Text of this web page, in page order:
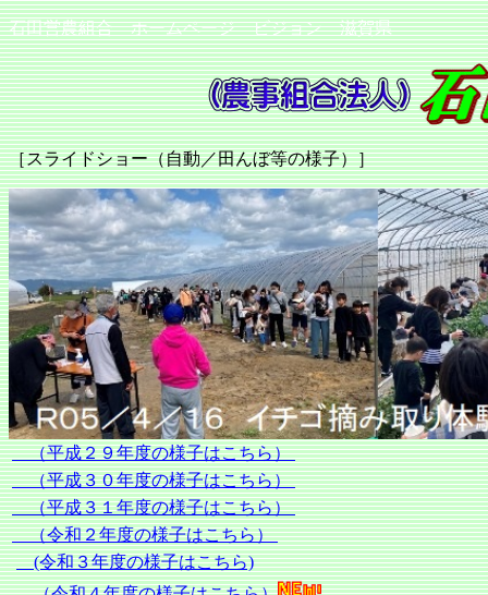
石田営農組合 ホームページ ビジョン 滋賀県
［スライドショー（自動／田んぼ等の様子）］
（平成２９年度の様子はこちら）
（平成３０年度の様子はこちら）
（平成３１年度の様子はこちら）
（令和２年度の様子はこちら）
(令和３年度の様子はこちら)